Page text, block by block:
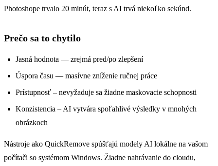
Photoshope trvalo 20 minút, teraz s AI trvá niekoľko sekúnd.
Prečo sa to chytilo
Jasná hodnota — zrejmá pred/po zlepšení
Úspora času — masívne zníženie ručnej práce
Prístupnosť – nevyžaduje sa žiadne maskovacie schopnosti
Konzistencia – AI vytvára spoľahlivé výsledky v mnohých
obrázkoch
Nástroje ako QuickRemove spúšťajú modely AI lokálne na vašom
počítači so systémom Windows. Žiadne nahrávanie do cloudu,